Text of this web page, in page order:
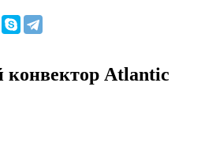
конвектор Atlantic